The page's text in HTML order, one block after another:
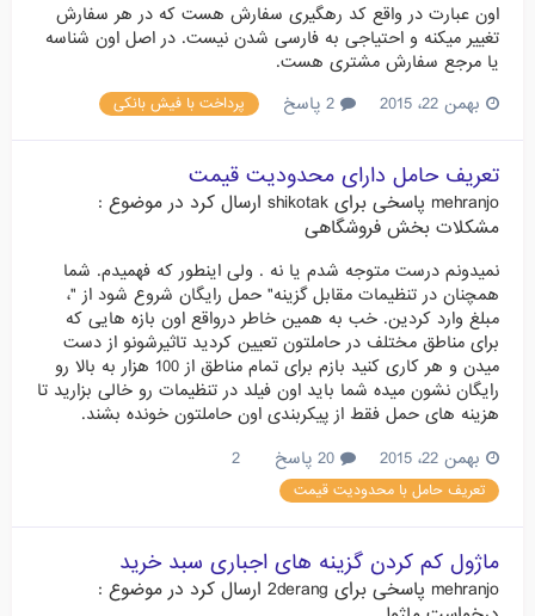
اون عبارت در واقع کد رهگیری سفارش هست که در هر سفارش
تغییر میکنه و احتیاجی به فارسی شدن نیست. در اصل اون شناسه
یا مرجع سفارش مشتری هست.
بهمن 22، 2015
پرداخت با فیش بانکی
تعریف حامل دارای محدودیت قیمت
mehranjo پاسخی برای shikotak ارسال کرد در موضوع :
مشکلات بخش فروشگاهی
نمیدونم درست متوجه شدم یا نه . ولی اینطور که فهمیدم. شما
همچنان در تنظیمات مقابل گزینه" حمل رایگان شروع شود از "،
مبلغ وارد کردین. خب به همین خاطر درواقع اون بازه هایی که
برای مناطق مختلف در حاملتون تعیین کردید تاثیرشونو از دست
میدن و هر کاری کنید بازم برای تمام مناطق از 100 هزار به بالا رو
رایگان نشون میده شما باید اون فیلد در تنظیمات رو خالی بزارید تا
هزینه های حمل فقط از پیکربندی اون حاملتون خونده بشند.
بهمن 22، 2015
2
تعریف حامل با محدودیت قیمت
ماژول کم کردن گزینه های اجباری سبد خرید
mehranjo پاسخی برای 2derang ارسال کرد در موضوع :